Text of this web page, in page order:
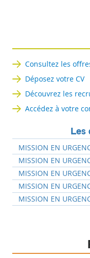
Consultez les
Déposez votre CV
Découvrez les
Accédez à votre
Les
MISSION EN
MISSION EN
MISSION EN
MISSION EN
MISSION EN